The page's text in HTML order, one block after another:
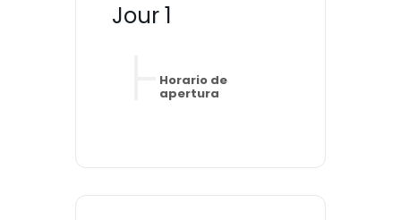
Jour 1
Horario de
apertura